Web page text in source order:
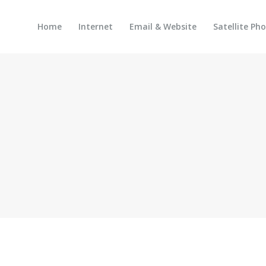
Home Internet Email & Website Satellite